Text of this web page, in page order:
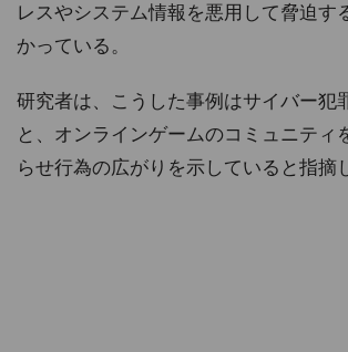
レスやシステム情報を悪用して脅迫す
かっている。
研究者は、こうした事例はサイバー犯
と、オンラインゲームのコミュニティ
らせ行為の広がりを示していると指摘